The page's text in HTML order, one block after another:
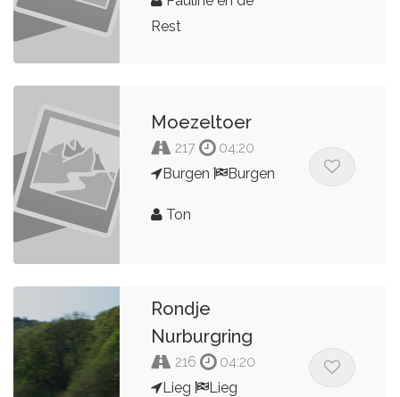
Rest
Moezeltoer
217
04:20
Burgen
Burgen
Ton
Rondje
Nurburgring
216
04:20
Lieg
Lieg